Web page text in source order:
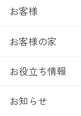
お客様
お客様の家
お役立ち情報
お知らせ